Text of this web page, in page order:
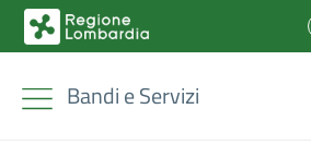
Bandi e Servizi